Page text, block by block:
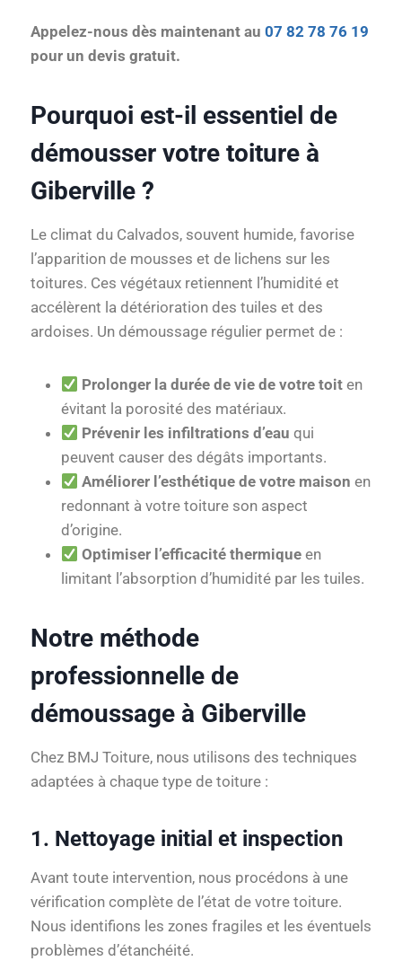
Appelez-nous dès maintenant au 07 82 78 76 19
pour un devis gratuit.
Pourquoi est-il essentiel de
démousser votre toiture à
Giberville ?
Le climat du Calvados, souvent humide, favorise
l’apparition de mousses et de lichens sur les
toitures. Ces végétaux retiennent l’humidité et
accélèrent la détérioration des tuiles et des
ardoises. Un démoussage régulier permet de :
Prolonger la durée de vie de votre toit en
évitant la porosité des matériaux.
Prévenir les infiltrations d’eau qui
peuvent causer des dégâts importants.
Améliorer l’esthétique de votre maison en
redonnant à votre toiture son aspect
d’origine.
Optimiser l’efficacité thermique en
limitant l’absorption d’humidité par les tuiles.
Notre méthode
professionnelle de
démoussage à Giberville
Chez BMJ Toiture, nous utilisons des techniques
adaptées à chaque type de toiture :
1. Nettoyage initial et inspection
Avant toute intervention, nous procédons à une
vérification complète de l’état de votre toiture.
Nous identifions les zones fragiles et les éventuels
problèmes d’étanchéité.